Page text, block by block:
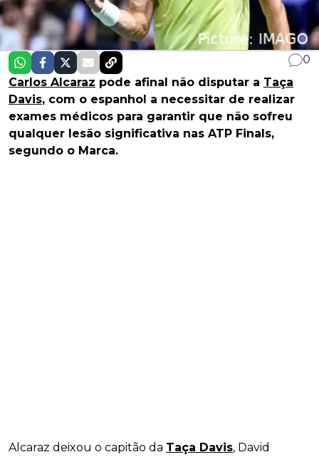
0
Carlos Alcaraz pode afinal não disputar a Taça
Davis, com o espanhol a necessitar de realizar
exames médicos para garantir que não sofreu
qualquer lesão significativa nas ATP Finals,
segundo o Marca.
Alcaraz deixou o capitão da Taça Davis, David